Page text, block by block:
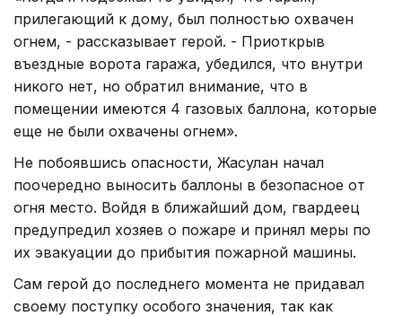
прилегающий к дому, был полностью охвачен
огнем, - рассказывает герой. - Приоткрыв
въездные ворота гаража, убедился, что внутри
никого нет, но обратил внимание, что в
помещении имеются 4 газовых баллона, которые
еще не были охвачены огнем».
Не побоявшись опасности, Жасулан начал
поочередно выносить баллоны в безопасное от
огня место. Войдя в ближайший дом, гвардеец
предупредил хозяев о пожаре и принял меры по
их эвакуации до прибытия пожарной машины.
Сам герой до последнего момента не придавал
своему поступку особого значения, так как